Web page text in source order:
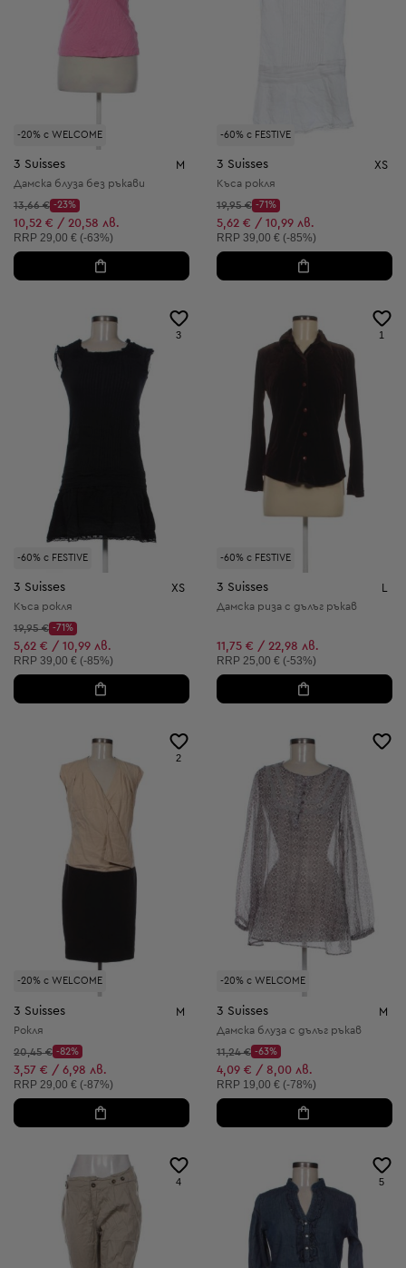
-20% с WELCOME
3 Suisses M
Дамска блуза без ръкави
Начална цена:
13,66 €
Discount Price:
-23%
Намалена цена:
10,52 € / 20,58 лв.
Препоръчителна цена:
RRP 29,00 € (-63%)
-60% с FESTIVE
3 Suisses XS
Къса рокля
Начална цена:
19,95 €
Discount Price:
-71%
Намалена цена:
5,62 € / 10,99 лв.
Препоръчителна цена:
RRP 39,00 € (-85%)
-60% с FESTIVE
3
3 Suisses XS
Къса рокля
Начална цена:
19,95 €
Discount Price:
-71%
Намалена цена:
5,62 € / 10,99 лв.
Препоръчителна цена:
RRP 39,00 € (-85%)
-60% с FESTIVE
1
3 Suisses
Дамска риза с дълъг ръкав
11,75 € / 22,98 лв.
Препоръчителна цена:
RRP 25,00 € (-53%)
-20% с WELCOME
2
3 Suisses M
Рокля
Начална цена:
20,45 €
Discount Price:
-82%
Намалена цена:
3,57 € / 6,98 лв.
Препоръчителна цена:
RRP 29,00 € (-87%)
-20% с WELCOME
3 Suisses M
Дамска блуза с дълъг ръкав
Начална цена:
11,24 €
Discount Price:
-63%
Намалена цена:
4,09 € / 8,00 лв.
Препоръчителна цена:
RRP 19,00 € (-78%)
4 5